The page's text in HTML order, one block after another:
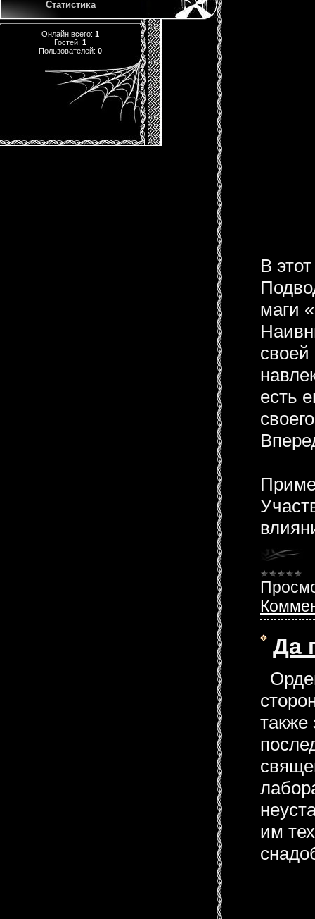
Статистика
Онлайн всего: 1
Гостей: 1
Пользователей: 0
В
маги
есть
Да
также
им